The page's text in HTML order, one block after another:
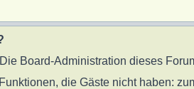
Board-Administration dieses
die Gäste nicht haben: